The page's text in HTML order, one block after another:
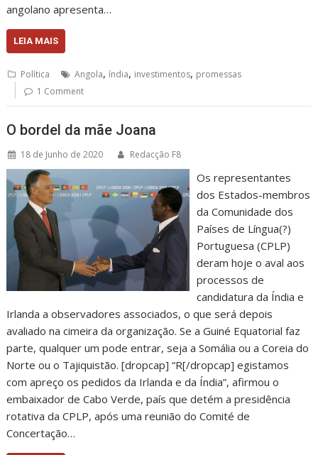
angolano apresenta…
LEIA MAIS
Política Angola, índia, investimentos, promessas
1 Comment
O bordel da mãe Joana
18 de Junho de 2020 Redacção F8
Os representantes
dos Estados-membros
da Comunidade dos
Países de Língua(?)
Portuguesa (CPLP)
deram hoje o aval aos
processos de
candidatura da Índia e
Irlanda a observadores associados, o que será depois
avaliado na cimeira da organização. Se a Guiné Equatorial faz
parte, qualquer um pode entrar, seja a Somália ou a Coreia do
Norte ou o Tajiquistão. [dropcap] “R[/dropcap] egistamos
com apreço os pedidos da Irlanda e da Índia”, afirmou o
embaixador de Cabo Verde, país que detém a presidência
rotativa da CPLP, após uma reunião do Comité de
Concertação…